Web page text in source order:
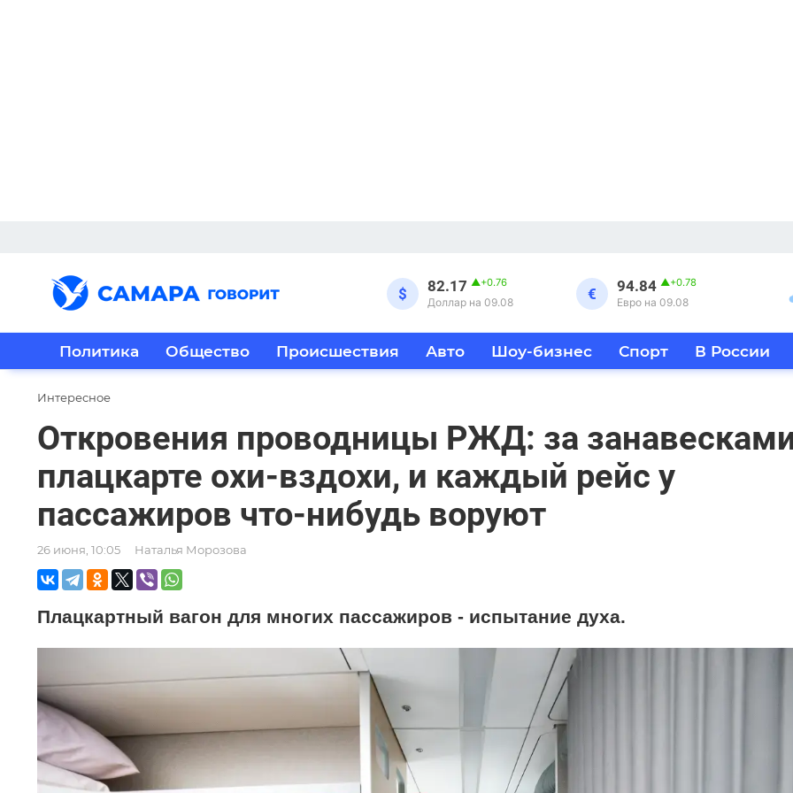
$ 82.17 ▲+0.76
Доллар на 09.08 € 94.84 ▲+0.78
Евро на 09.08
Политика Общество Происшествия Авто Шоу-бизнес Спорт В России
Интересное
Откровения проводницы РЖД: за
плацкарте охи-вздохи, и каждый рейс у
пассажиров что-нибудь воруют
26 июня, 10:05 Наталья Морозова
Плацкартный вагон для многих пассажиров - испытание духа.